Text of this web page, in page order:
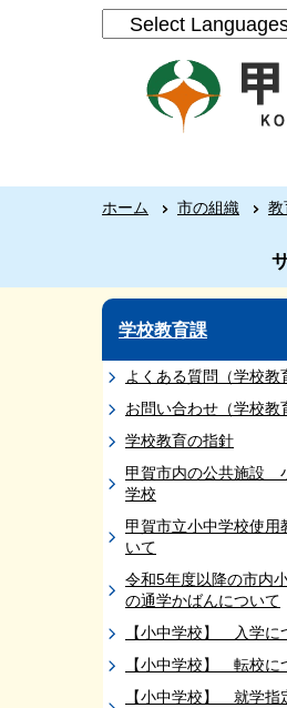
ホーム 市の組織 教
学校教育課
よくある質問（学校教
お問い合わせ（学校教
学校教育の指針
甲賀市内の公共施設
学校
甲賀市立小中学校使用
いて
令和5年度以降の市内
の通学かばんについて
【小中学校】 入学に
【小中学校】 転校に
【小中学校】 就学指